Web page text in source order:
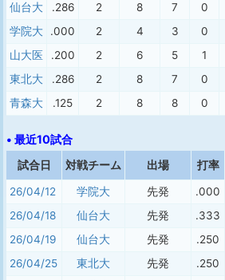
仙台大
.286 2 8 7 0
学院大
.000 2 4 3 0
山大医
.200 2 6 5 1
東北大
.286 2 8 7 0
青森大
.125 2 8 8 0
• 最近10試合
試合日 対戦チーム 出場 打率
26/04/12 学院大 先発 .000
26/04/18
仙台大 先発 .333
26/04/19
仙台大 先発 .250
26/04/25
東北大 先発 .250